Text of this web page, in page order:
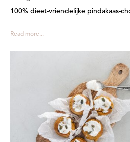
100% dieet-vriendelijke pindakaas-
Read more...